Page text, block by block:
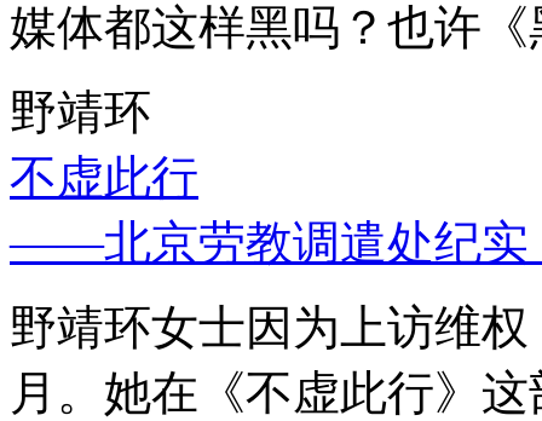
媒体都这样黑吗？也许
野靖环
不虚此行
——北京劳教调遣处纪实
野靖环女士因为上访维
月。她在《不虚此行》